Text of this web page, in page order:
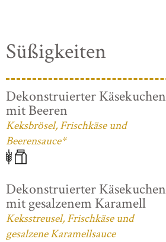
Süßigkeiten
Dekonstruierter Käsekuchen
mit Beeren
Keksbrösel, Frischkäse und
Beerensauce*
Dekonstruierter Käsekuchen
mit gesalzenem Karamell
Keksstreusel, Frischkäse und
gesalzene Karamellsauce